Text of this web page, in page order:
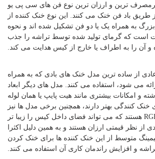
ترین و ارزان ترین نوع فن های سی پی یو
طریق باد فن خنک می کنند. این نوع خنک کننده از
به همراه یک یا دو فن تشکیل شده اند و نحوه
است که گرمای تولید شده توسط تراشه را جذب
و آن را به اطراف یا خارج از کیس هدایت می کند.
از ساده ترین مدل خنک های بادی که به همراه
می شود، استفاده می کنند. مدل های دیگر ابعاد
و امکانات بیشتری مانند هیت پایپ یا همان لوله
کنندگی بهتر دارند، همچنین برخی مدل ها نیز
مجهز به نورپردازی RGB هستند که می تواند فضای داخل کیس را زیبا تر
از نظر قیمتی ارزان هستند و به همین دلیل اکثرا
متوسط از این خنک کننده ها برای خنک کردن
و افزایش راندمان کاری آن استفاده می کنند.